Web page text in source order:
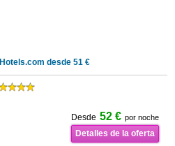
Hotels.com desde 51 €
Desde 52 € por noche
Detalles de la oferta